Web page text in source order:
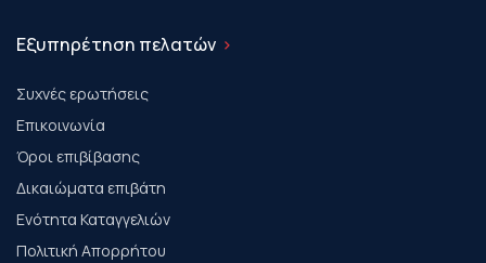
Εξυπηρέτηση πελατών
Συχνές ερωτήσεις
Επικοινωνία
Όροι επιβίβασης
Δικαιώματα επιβάτη
Ενότητα Καταγγελιών
Πολιτική Απορρήτου